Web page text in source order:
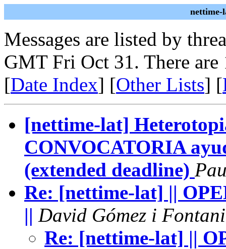
nettime-
Messages are listed by
GMT Fri Oct 31. There are
[Date Index] [Other Lists] [
[nettime-lat]
CONVOCATORIA
(extended deadline)
Re: [nettime-lat] ||
|| David Gómez i
Re: [nettime-lat] ||